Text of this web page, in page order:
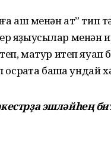
аш менән ат” тип
яҙыусылар менән
матур итеп яуап
башҡа ундай
эшләйһең